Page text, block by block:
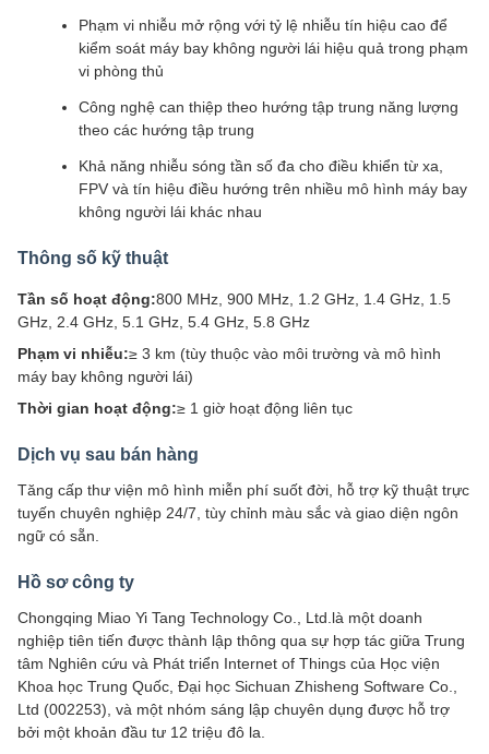
Phạm vi nhiễu mở rộng với tỷ lệ nhiễu tín hiệu cao để
kiểm soát máy bay không người lái hiệu quả trong phạm
vi phòng thủ
Công nghệ can thiệp theo hướng tập trung năng lượng
theo các hướng tập trung
Khả năng nhiễu sóng tần số đa cho điều khiển từ xa,
FPV và tín hiệu điều hướng trên nhiều mô hình máy bay
không người lái khác nhau
Thông số kỹ thuật
Tần số hoạt động:800 MHz, 900 MHz, 1.2 GHz, 1.4 GHz, 1.5
GHz, 2.4 GHz, 5.1 GHz, 5.4 GHz, 5.8 GHz
Phạm vi nhiễu:≥ 3 km (tùy thuộc vào môi trường và mô hình
máy bay không người lái)
Thời gian hoạt động:≥ 1 giờ hoạt động liên tục
Dịch vụ sau bán hàng
Tăng cấp thư viện mô hình miễn phí suốt đời, hỗ trợ kỹ thuật trực
tuyến chuyên nghiệp 24/7, tùy chỉnh màu sắc và giao diện ngôn
ngữ có sẵn.
Hồ sơ công ty
Chongqing Miao Yi Tang Technology Co., Ltd.là một doanh
nghiệp tiên tiến được thành lập thông qua sự hợp tác giữa Trung
tâm Nghiên cứu và Phát triển Internet of Things của Học viện
Khoa học Trung Quốc, Đại học Sichuan Zhisheng Software Co.,
Ltd (002253), và một nhóm sáng lập chuyên dụng được hỗ trợ
bởi một khoản đầu tư 12 triệu đô la.